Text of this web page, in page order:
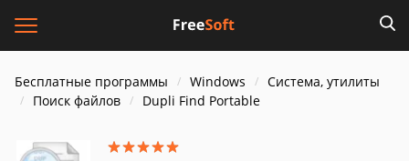
Бесплатные программы Windows
Система, утилиты
Поиск файлов
Dupli Find Portable